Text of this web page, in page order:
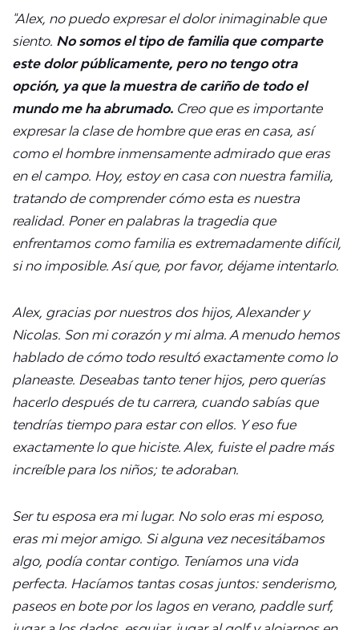
"Alex, no puedo expresar el dolor inimaginable que
siento. No somos el tipo de familia que comparte
este dolor públicamente, pero no tengo otra
opción, ya que la muestra de cariño de todo el
mundo me ha abrumado. Creo que es importante
expresar la clase de hombre que eras en casa, así
como el hombre inmensamente admirado que eras
en el campo. Hoy, estoy en casa con nuestra familia,
tratando de comprender cómo esta es nuestra
realidad. Poner en palabras la tragedia que
enfrentamos como familia es extremadamente difícil,
si no imposible. Así que, por favor, déjame intentarlo.
Alex, gracias por nuestros dos hijos, Alexander y
Nicolas. Son mi corazón y mi alma. A menudo hemos
hablado de cómo todo resultó exactamente como lo
planeaste. Deseabas tanto tener hijos, pero querías
hacerlo después de tu carrera, cuando sabías que
tendrías tiempo para estar con ellos. Y eso fue
exactamente lo que hiciste. Alex, fuiste el padre más
increíble para los niños; te adoraban.
Ser tu esposa era mi lugar. No solo eras mi esposo,
eras mi mejor amigo. Si alguna vez necesitábamos
algo, podía contar contigo. Teníamos una vida
perfecta. Hacíamos tantas cosas juntos: senderismo,
paseos en bote por los lagos en verano, paddle surf,